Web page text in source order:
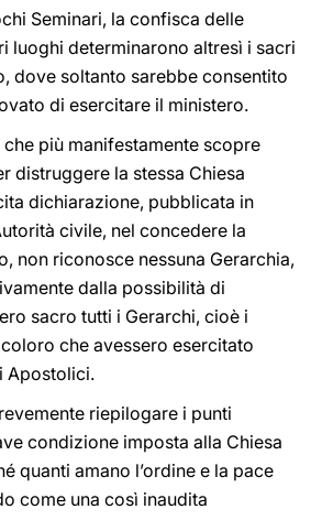
Seminari, la confisca delle
luoghi determinarono altresì i sacri
dove soltanto sarebbe consentito
di esercitare il ministero.
più manifestamente scopre
distruggere la stessa Chiesa
dichiarazione, pubblicata in
civile, nel concedere la
non riconosce nessuna Gerarchia,
dalla possibilità di
sacro tutti i Gerarchi, cioè i
che avessero esercitato
Apostolici.
riepilogare i punti
condizione imposta alla Chiesa
quanti amano l’ordine e la pace
come una così inaudita